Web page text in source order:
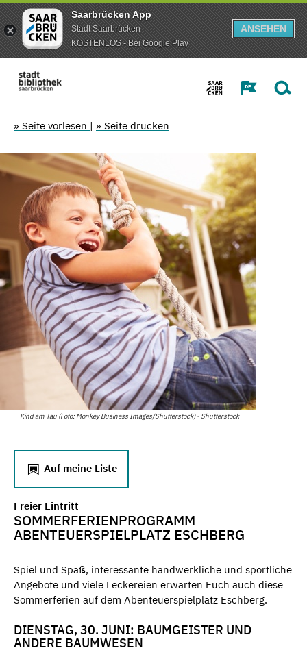
Saarbrücken App
Stadt Saarbrücken
KOSTENLOS - Bei Google Play
ANSEHEN
» Seite vorlesen | » Seite drucken
Kind am Tau (Foto: Monkey Business Images/Shutterstock) - Shutterstock
Auf meine Liste
Freier Eintritt
SOMMERFERIENPROGRAMM
ABENTEUERSPIELPLATZ ESCHBERG
Spiel und Spaß, interessante handwerkliche und sportliche
Angebote und viele Leckereien erwarten Euch auch diese
Sommerferien auf dem Abenteuerspielplatz Eschberg.
DIENSTAG, 30. JUNI: BAUMGEISTER UND
ANDERE BAUMWESEN